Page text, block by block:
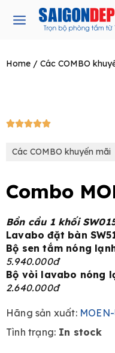
Main
Home / Các COMBO
5/5
Các COMBO khuyến mãi
Combo
Bồn cầu 1 khối
Lavabo đặt bàn
Bộ sen tắm nóng
5.940.000đ
Bộ vòi lavabo nóng
2.640.000đ
Hãng sản xuất:MOEN-
Tình trạng: In stock